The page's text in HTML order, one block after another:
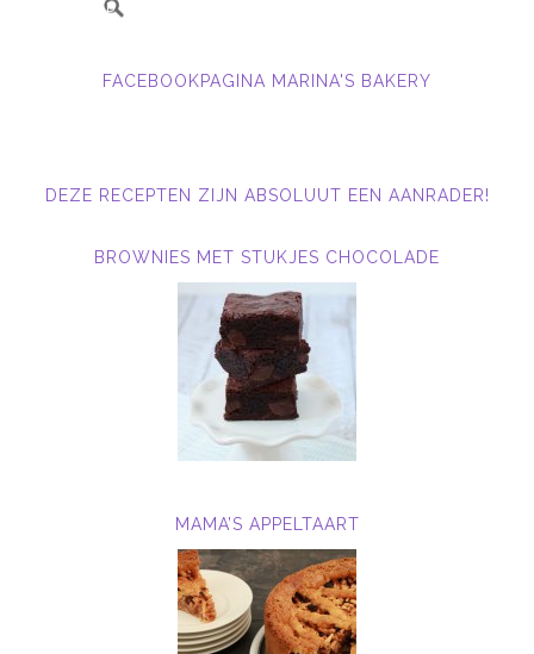
FACEBOOKPAGINA MARINA'S BAKERY
DEZE RECEPTEN ZIJN ABSOLUUT EEN AANRADER!
BROWNIES MET STUKJES CHOCOLADE
MAMA’S APPELTAART